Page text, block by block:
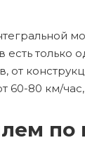
есть
от
60-80 км/
по